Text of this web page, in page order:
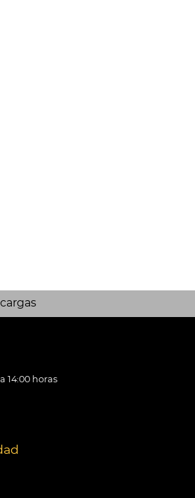
14:00 horas